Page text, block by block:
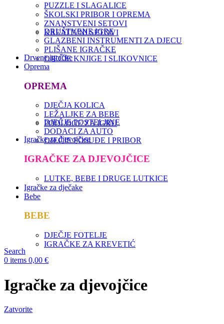
PUZZLE I SLAGALICE
ŠKOLSKI PRIBOR I OPREMA
ZNANSTVENI SETOVI
KREATIVNI SETOVI
DRUŠTVENE IGRE
GLAZBENI INSTRUMENTI ZA DJECU
PLIŠANE IGRAČKE
DJEČJE KNJIGE I SLIKOVNICE
Drvene igračke
Oprema
OPREMA
DJEČJA KOLICA
LEŽALJKE ZA BEBE
PODLOGE ZA IGRU
DJEČJE POSTELJINE
DODACI ZA AUTO
DJEČJE POSUĐE I PRIBOR
Igračke za djevojčice
IGRAČKE ZA DJEVOJČICE
LUTKE, BEBE I DRUGE LUTKICE
Igračke za dječake
Bebe
BEBE
DJEČJE FOTELJE
IGRAČKE ZA KREVETIĆ
Search
0 items 0,00 €
Igračke za djevojčice
Zatvorite